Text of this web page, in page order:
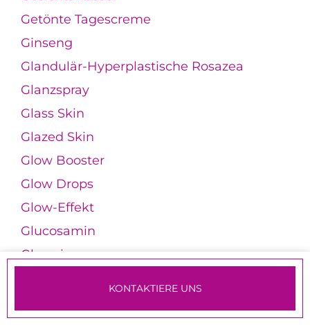
Getönte Tagescreme
Ginseng
Glandulär-Hyperplastische Rosazea
Glanzspray
Glass Skin
Glazed Skin
Glow Booster
Glow Drops
Glow-Effekt
Glucosamin
Glycerin
TERMINE & ANMELDUNG
KONTAKTIERE UNS